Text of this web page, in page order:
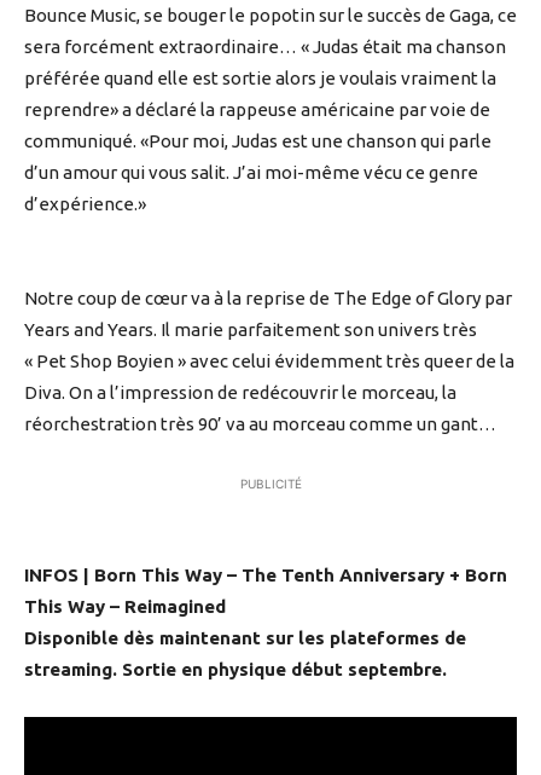
Bounce Music, se bouger le popotin sur le succès de Gaga, ce
sera forcément extraordinaire… « Judas était ma chanson
préférée quand elle est sortie alors je voulais vraiment la
reprendre» a déclaré la rappeuse américaine par voie de
communiqué. «Pour moi, Judas est une chanson qui parle
d’un amour qui vous salit. J’ai moi-même vécu ce genre
d’expérience.»
Notre coup de cœur va à la reprise de The Edge of Glory par
Years and Years. Il marie parfaitement son univers très
« Pet Shop Boyien » avec celui évidemment très queer de la
Diva. On a l’impression de redécouvrir le morceau, la
réorchestration très 90’ va au morceau comme un gant…
PUBLICITÉ
INFOS | Born This Way – The Tenth Anniversary + Born
This Way – Reimagined
Disponible dès maintenant sur les plateformes de
streaming. Sortie en physique début septembre.